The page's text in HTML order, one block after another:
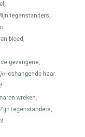
tegenstanders,
bloed,
gevangene,
loshangende haar.
wreken.
tegenstanders,